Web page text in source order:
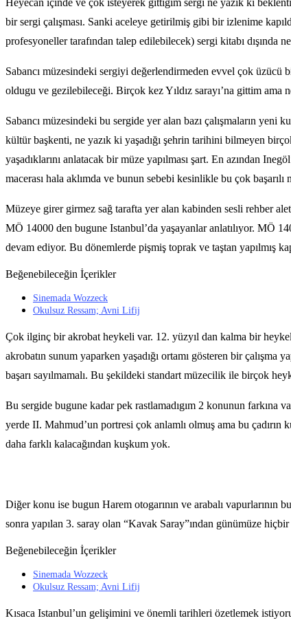
bir sergi çalışması. Sanki aceleye getirilmiş gibi bir izlenime
profesyoneller tarafından talep edilebilecek) sergi kitabı dışında
Sabancı müzesindeki sergiyi değerlendirmeden evvel çok üzücü
oldugu ve gezilebileceği. Birçok kez Yıldız sarayı’na gittim ama
Sabancı müzesindeki bu sergide yer alan bazı çalışmaların
kültür başkenti, ne yazık ki yaşadığı şehrin tarihini bilmeyen
yaşadıklarını anlatacak bir müze yapılması şart. En azından
macerası hala aklımda ve bunun sebebi kesinlikle bu çok başarılı
Müzeye girer girmez sağ tarafta yer alan kabinden sesli rehber
MÖ 14000 den bugune Istanbul’da yaşayanlar anlatılıyor. MÖ
devam ediyor. Bu dönemlerde pişmiş toprak ve taştan yapılmış
Beğenebileceğin İçerikler
Sinemada Wozzeck
Okulsuz Ressam; Avni Lifij
Çok ilginç bir akrobat heykeli var. 12. yüzyıl dan kalma bir
akrobatın sunum yaparken yaşadığı ortamı gösteren bir
başarı sayılmamalı. Bu şekildeki standart müzecilik ile birçok
Bu sergide bugune kadar pek rastlamadıgım 2 konunun farkına
yerde II. Mahmud’un portresi çok anlamlı olmuş ama bu çadırın
daha farklı kalacağından kuşkum yok.
Diğer konu ise bugun Harem otogarının ve arabalı vapurlarının
sonra yapılan 3. saray olan “Kavak Saray”ından günümüze hiçbir
Beğenebileceğin İçerikler
Sinemada Wozzeck
Okulsuz Ressam; Avni Lifij
Kısaca Istanbul’un gelişimini ve önemli tarihleri özetlemek